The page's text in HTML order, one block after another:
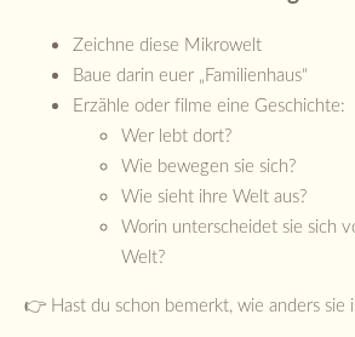
Zeichne diese Mikrowelt
Baue darin euer „Familienhaus“
Erzähle oder filme eine Geschichte:
Wer lebt dort?
Wie bewegen sie sich?
Wie sieht ihre Welt aus?
Worin unterscheidet sie sich
Welt?
👉 Hast du schon bemerkt, wie anders sie